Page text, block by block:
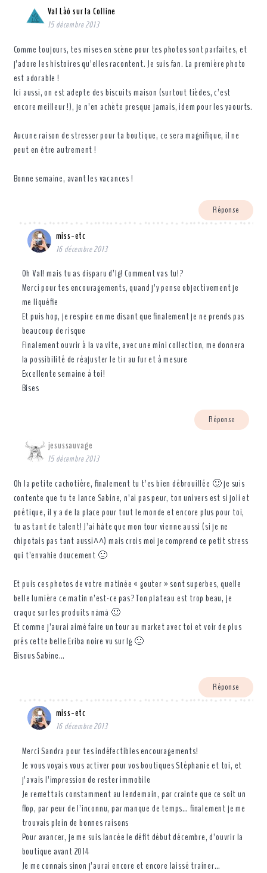
Val Làô sur la Colline
15 décembre 2013
Comme toujours, tes mises en scène pour tes photos sont parfaites, et
j’adore les histoires qu’elles racontent. Je suis fan. La première photo
est adorable !
Ici aussi, on est adepte des biscuits maison (surtout tièdes, c’est
encore meilleur !), je n’en achète presque jamais, idem pour les yaourts.
Aucune raison de stresser pour ta boutique, ce sera magnifique, il ne
peut en être autrement !
Bonne semaine, avant les vacances !
Réponse
miss-etc
16 décembre 2013
Oh Val! mais tu as disparu d’Ig! Comment vas tu!?
Merci pour tes encouragements, quand j’y pense objectivement je
me liquéfie
Et puis hop, je respire en me disant que finalement je ne prends pas
beaucoup de risque
Finalement ouvrir à la va vite, avec une mini collection, me donnera
la possibilité de réajuster le tir au fur et à mesure
Excellente semaine à toi!
Bises
Réponse
jesussauvage
15 décembre 2013
Oh la petite cachotière, finalement tu t’es bien débrouillée 🙂 je suis
contente que tu te lance Sabine, n’ai pas peur, ton univers est si joli et
poétique, il y a de la place pour tout le monde et encore plus pour toi,
tu as tant de talent! J’ai hâte que mon tour vienne aussi (si je ne
chipotais pas tant aussi^^) mais crois moi je comprend ce petit stress
qui t’envahie doucement 🙂
Et puis ces photos de votre matinée « gouter » sont superbes, quelle
belle lumière ce matin n’est-ce pas? Ton plateau est trop beau, je
craque sur les produits nämä 🙂
Et comme j’aurai aimé faire un tour au market avec toi et voir de plus
prés cette belle Eriba noire vu sur Ig 🙂
Bisous Sabine…
Réponse
miss-etc
16 décembre 2013
Merci Sandra pour tes indéfectibles encouragements!
Je vous voyais vous activer pour vos boutiques Stéphanie et toi, et
j’avais l’impression de rester immobile
Je remettais constamment au lendemain, par crainte que ce soit un
flop, par peur de l’inconnu, par manque de temps… finalement je me
trouvais plein de bonnes raisons
Pour avancer, je me suis lancée le défit début décembre, d’ouvrir la
boutique avant 2014
Je me connais sinon j’aurai encore et encore laissé traîner…